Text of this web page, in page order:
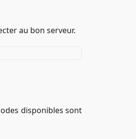
au bon serveur.
disponibles sont